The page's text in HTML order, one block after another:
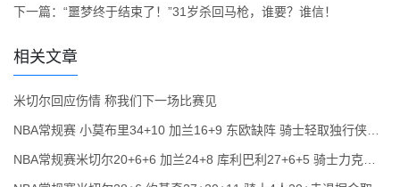
下一篇： “噩梦终于结束了！”31岁杀回马枪，谁要？谁信！
相关文章
米切尔回应伤情 称我们下一场比赛见